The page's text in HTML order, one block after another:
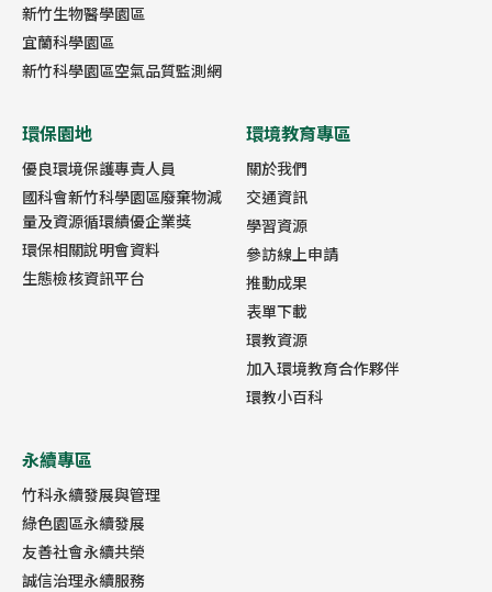
新竹生物醫學園區
宜蘭科學園區
新竹科學園區空氣品質監測網
環保園地
優良環境保護專責人員
國科會新竹科學園區廢棄物減
量及資源循環績優企業獎
環保相關說明會資料
生態檢核資訊平台
環境教育專區
關於我們
交通資訊
學習資源
參訪線上申請
推動成果
表單下載
環教資源
加入環境教育合作夥伴
環教小百科
永續專區
竹科永續發展與管理
綠色園區永續發展
友善社會永續共榮
誠信治理永續服務